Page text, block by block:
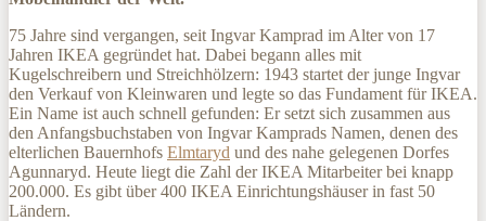
75 Jahre sind vergangen, seit Ingvar Kamprad im Alter von 17
Jahren IKEA gegründet hat. Dabei begann alles mit
Kugelschreibern und Streichhölzern: 1943 startet der junge Ingvar
den Verkauf von Kleinwaren und legte so das Fundament für IKEA.
Ein Name ist auch schnell gefunden: Er setzt sich zusammen aus
den Anfangsbuchstaben von Ingvar Kamprads Namen, denen des
elterlichen Bauernhofs Elmtaryd und des nahe gelegenen Dorfes
Agunnaryd. Heute liegt die Zahl der IKEA Mitarbeiter bei knapp
200.000. Es gibt über 400 IKEA Einrichtungshäuser in fast 50
Ländern.